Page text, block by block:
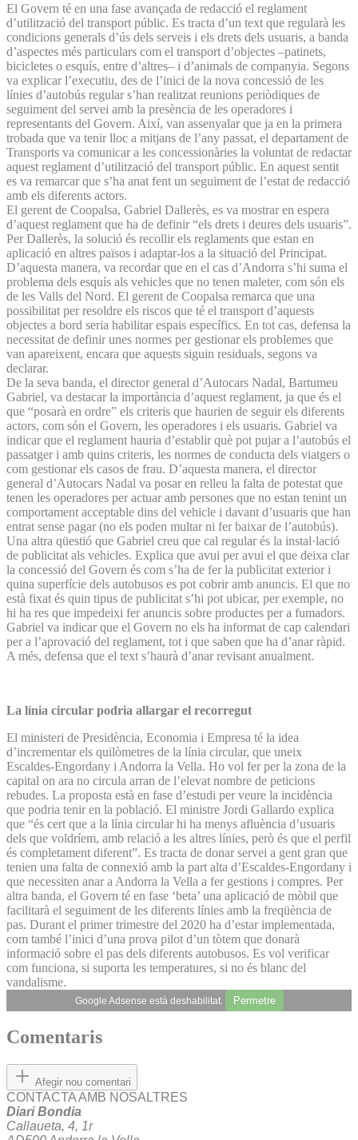
El Govern té en una fase avançada de redacció el reglament
d’utilització del transport públic. Es tracta d’un text que regularà les
condicions generals d’ús dels serveis i els drets dels usuaris, a banda
d’aspectes més particulars com el transport d’objectes –patinets,
bicicletes o esquís, entre d’altres– i d’animals de companyia. Segons
va explicar l’executiu, des de l’inici de la nova concessió de les
línies d’autobús regular s’han realitzat reunions periòdiques de
seguiment del servei amb la presència de les operadores i
representants del Govern. Així, van assenyalar que ja en la primera
trobada que va tenir lloc a mitjans de l’any passat, el departament de
Transports va comunicar a les concessionàries la voluntat de redactar
aquest reglament d’utilització del transport públic. En aquest sentit
es va remarcar que s’ha anat fent un seguiment de l’estat de redacció
amb els diferents actors.
El gerent de Coopalsa, Gabriel Dallerès, es va mostrar en espera
d’aquest reglament que ha de definir “els drets i deures dels usuaris”.
Per Dallerès, la solució és recollir els reglaments que estan en
aplicació en altres països i adaptar-los a la situació del Principat.
D’aquesta manera, va recordar que en el cas d’Andorra s’hi suma el
problema dels esquís als vehicles que no tenen maleter, com són els
de les Valls del Nord. El gerent de Coopalsa remarca que una
possibilitat per resoldre els riscos que té el transport d’aquests
objectes a bord seria habilitar espais específics. En tot cas, defensa la
necessitat de definir unes normes per gestionar els problemes que
van apareixent, encara que aquests siguin residuals, segons va
declarar.
De la seva banda, el director general d’Autocars Nadal, Bartumeu
Gabriel, va destacar la importància d’aquest reglament, ja que és el
que “posarà en ordre” els criteris que haurien de seguir els diferents
actors, com són el Govern, les operadores i els usuaris. Gabriel va
indicar que el reglament hauria d’establir què pot pujar a l’autobús el
passatger i amb quins criteris, les normes de conducta dels viatgers o
com gestionar els casos de frau. D’aquesta manera, el director
general d’Autocars Nadal va posar en relleu la falta de potestat que
tenen les operadores per actuar amb persones que no estan tenint un
comportament acceptable dins del vehicle i davant d’usuaris que han
entrat sense pagar (no els poden multar ni fer baixar de l’autobús).
Una altra qüestió que Gabriel creu que cal regular és la instal·lació
de publicitat als vehicles. Explica que avui per avui el que deixa clar
la concessió del Govern és com s’ha de fer la publicitat exterior i
quina superfície dels autobusos es pot cobrir amb anuncis. El que no
està fixat és quin tipus de publicitat s’hi pot ubicar, per exemple, no
hi ha res que impedeixi fer anuncis sobre productes per a fumadors.
Gabriel va indicar que el Govern no els ha informat de cap calendari
per a l’aprovació del reglament, tot i que saben que ha d’anar ràpid.
A més, defensa que el text s’haurà d’anar revisant anualment.
La línia circular podria allargar el recorregut
El ministeri de Presidència, Economia i Empresa té la idea
d’incrementar els quilòmetres de la línia circular, que uneix
Escaldes-Engordany i Andorra la Vella. Ho vol fer per la zona de la
capital on ara no circula arran de l’elevat nombre de peticions
rebudes. La proposta està en fase d’estudi per veure la incidència
que podria tenir en la població. El ministre Jordi Gallardo explica
que “és cert que a la línia circular hi ha menys afluència d’usuaris
dels que voldríem, amb relació a les altres línies, però és que el perfil
és completament diferent”. Es tracta de donar servei a gent gran que
tenien una falta de connexió amb la part alta d’Escaldes-Engordany i
que necessiten anar a Andorra la Vella a fer gestions i compres. Per
altra banda, el Govern té en fase ‘beta’ una aplicació de mòbil que
facilitarà el seguiment de les diferents línies amb la freqüència de
pas. Durant el primer trimestre del 2020 ha d’estar implementada,
com també l’inici d’una prova pilot d’un tòtem que donarà
informació sobre el pas dels diferents autobusos. Es vol verificar
com funciona, si suporta les temperatures, si no és blanc del
vandalisme.
Google Adsense està deshabilitat. Permetre
Comentaris
Afegir nou comentari
CONTACTA AMB NOSALTRES
Diari Bondia
Callaueta, 4, 1r